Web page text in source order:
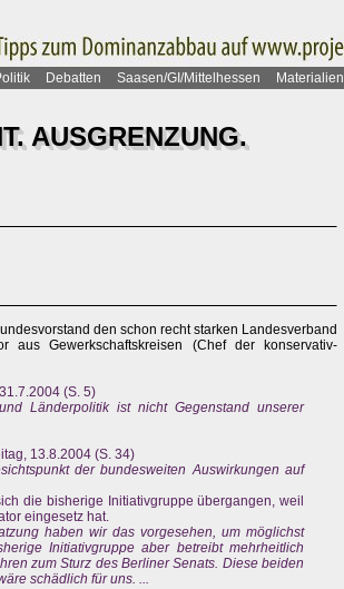
Debatten Saasen/GI/Mittelhessen Materialien
AUSGRENZUNG.
den schon recht starken Landesverband
Gewerkschaftskreisen (Chef der konservativ-
(S. 5)
Länderpolitik ist nicht Gegenstand unserer
13.8.2004 (S. 34)
der bundesweiten Auswirkungen auf
die bisherige Initiativgruppe übergangen, weil
eingesetz hat.
haben wir das vorgesehen, um möglichst
Initiativgruppe aber betreibt mehrheitlich
zum Sturz des Berliner Senats. Diese beiden
schädlich für uns. ...